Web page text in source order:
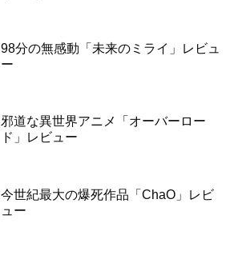
98分の無感動「未来のミライ」レビュ
ー
邪道な異世界アニメ「オーバーロー
ド」レビュー
今世紀最大の爆死作品「ChaO」レビ
ュー